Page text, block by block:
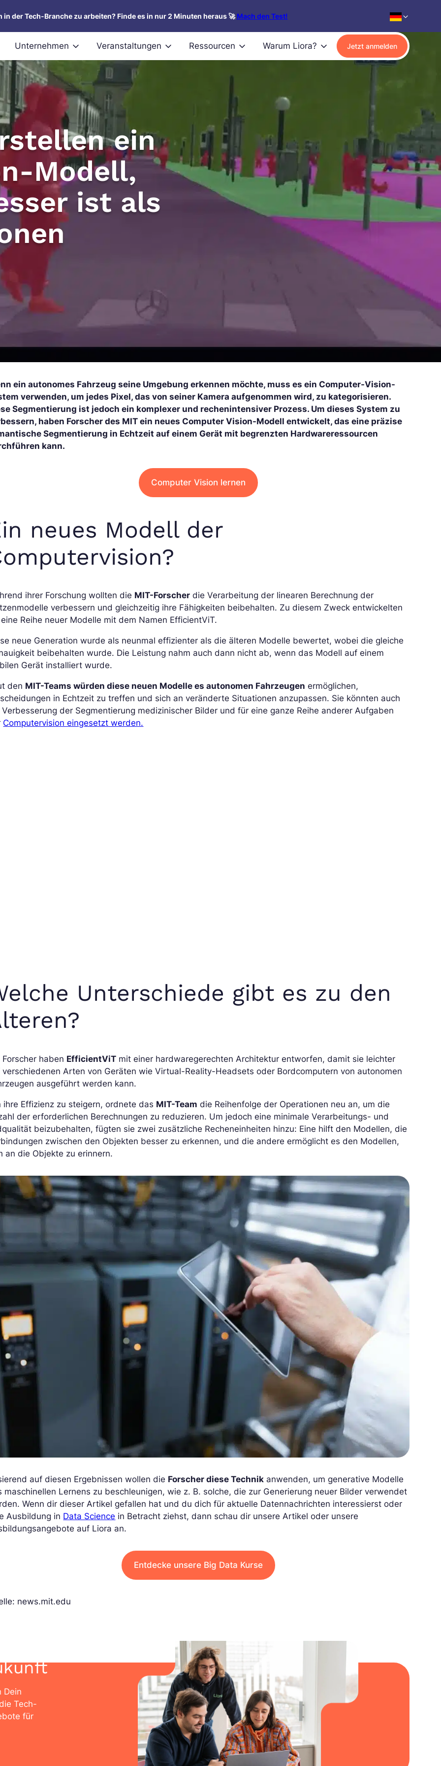
in der Tech-Branche zu arbeiten? Finde es in nur 2 Minuten heraus 🚀Mach den Test!
Unternehmen Veranstaltungen Ressourcen Warum Liora? Jetzt anmelden
ein
Modell,
ist als
ein autonomes Fahrzeug seine Umgebung erkennen möchte, muss es ein Computer-Vision-
verwenden, um jedes Pixel, das von seiner Kamera aufgenommen wird, zu kategorisieren.
Segmentierung ist jedoch ein komplexer und rechenintensiver Prozess. Um dieses System zu
haben Forscher des MIT ein neues Computer Vision-Modell entwickelt, das eine präzise
Segmentierung in Echtzeit auf einem Gerät mit begrenzten Hardwareressourcen
kann.
Computer Vision lernen
neues Modell der
ihrer Forschung wollten die MIT-Forscher die Verarbeitung der linearen Berechnung der
verbessern und gleichzeitig ihre Fähigkeiten beibehalten. Zu diesem Zweck entwickelten
Reihe neuer Modelle mit dem Namen EfficientViT.
neue Generation wurde als neunmal effizienter als die älteren Modelle bewertet, wobei die gleiche
beibehalten wurde. Die Leistung nahm auch dann nicht ab, wenn das Modell auf einem
Gerät installiert wurde.
den MIT-Teams würden diese neuen Modelle es autonomen Fahrzeugen ermöglichen,
in Echtzeit zu treffen und sich an veränderte Situationen anzupassen. Sie könnten auch
Verbesserung der Segmentierung medizinischer Bilder und für eine ganze Reihe anderer Aufgaben
Computervision eingesetzt werden.
Unterschiede gibt es zu den
Forscher haben EfficientViT mit einer hardwaregerechten Architektur entworfen, damit sie leichter
verschiedenen Arten von Geräten wie Virtual-Reality-Headsets oder Bordcomputern von autonomen
ausgeführt werden kann.
ihre Effizienz zu steigern, ordnete das MIT-Team die Reihenfolge der Operationen neu an, um die
der erforderlichen Berechnungen zu reduzieren. Um jedoch eine minimale Verarbeitungs- und
beizubehalten, fügten sie zwei zusätzliche Recheneinheiten hinzu: Eine hilft den Modellen, die
zwischen den Objekten besser zu erkennen, und die andere ermöglicht es den Modellen,
an die Objekte zu erinnern.
auf diesen Ergebnissen wollen die Forscher diese Technik anwenden, um generative Modelle
maschinellen Lernens zu beschleunigen, wie z. B. solche, die zur Generierung neuer Bilder verwendet
Wenn dir dieser Artikel gefallen hat und du dich für aktuelle Datennachrichten interessierst oder
Ausbildung in Data Science in Betracht ziehst, dann schau dir unsere Artikel oder unsere
auf Liora an.
Entdecke unsere Big Data Kurse
news.mit.edu
Dein
Tech-
für